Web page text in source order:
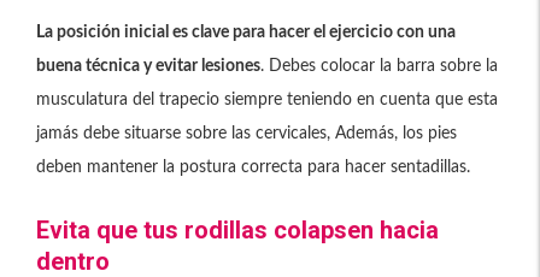
La posición inicial es clave para hacer el ejercicio con una
buena técnica y evitar lesiones. Debes colocar la barra sobre la
musculatura del trapecio siempre teniendo en cuenta que esta
jamás debe situarse sobre las cervicales, Además, los pies
deben mantener la postura correcta para hacer sentadillas.
Evita que tus rodillas colapsen hacia
dentro